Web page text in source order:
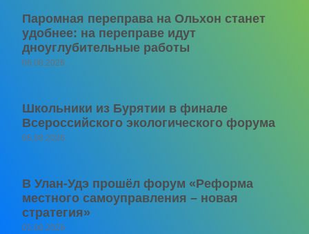
Паромная переправа на Ольхон станет
удобнее: на переправе идут
дноуглубительные работы
06.08.2026
Школьники из Бурятии в финале
Всероссийского экологического форума
06.08.2026
В Улан-Удэ прошёл форум «Реформа
местного самоуправления – новая
стратегия»
05.08.2026